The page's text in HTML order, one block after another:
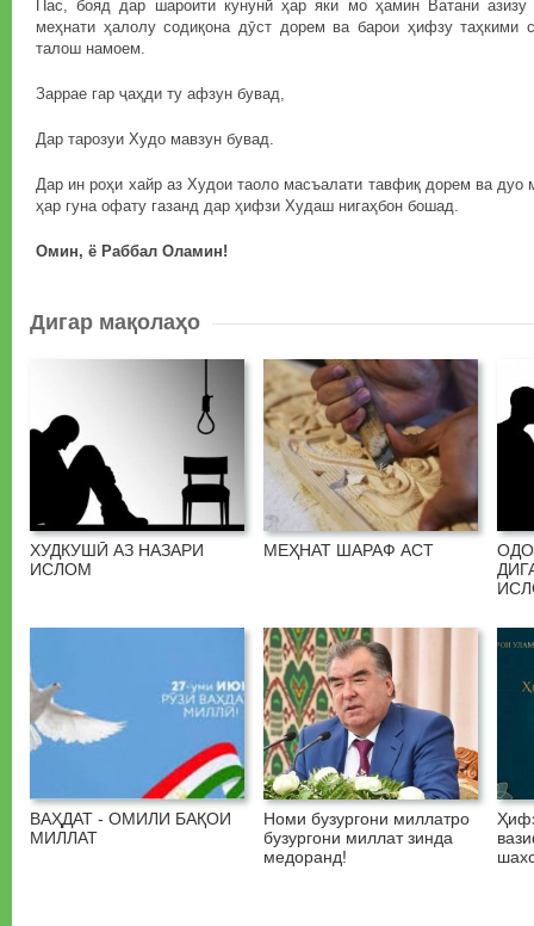
Пас, бояд дар шароити кунунӣ ҳар яки мо ҳамин Ватани
меҳнати ҳалолу содиқона дӯст дорем ва барои ҳифзу таҳкими
талош намоем.
Заррае гар ҷаҳди ту афзун бувад,
Дар тарозуи Худо мавзун бувад.
Дар ин роҳи хайр аз Худои таоло масъалати тавфиқ дорем ва дуо
ҳар гуна офату газанд дар ҳифзи Худаш нигаҳбон бошад.
Омин, ё Раббал Оламин!
Дигар мақолаҳо
ХУДКУШӢ АЗ НАЗАРИ
ИСЛОМ
МЕҲНАТ ШАРАФ АСТ
ВАҲДАТ - ОМИЛИ БАҚОИ
МИЛЛАТ
Номи бузургони миллатро
бузургони миллат зинда
медоранд!